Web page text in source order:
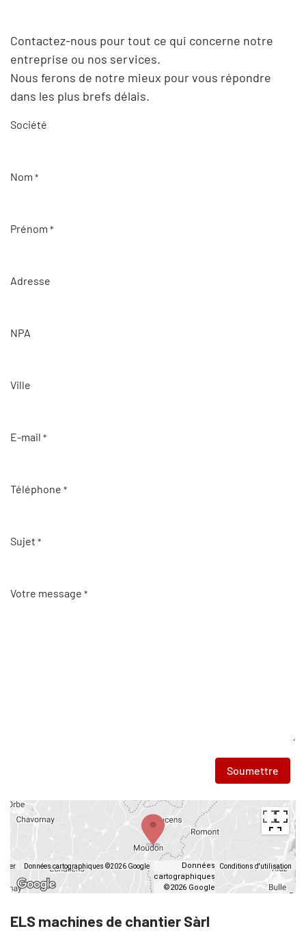
Contactez-nous pour tout ce qui concerne notre
entreprise ou nos services.
Nous ferons de notre mieux pour vous répondre
dans les plus brefs délais.
Société
Nom *
Prénom *
Adresse
NPA
Ville
E-mail *
Téléphone *
Sujet *
Votre message *
Soumettre
Données cartographiques ©2026 Google
Données
cartographiques
©2026 Google
Conditions d'utilisation
ELS machines de chantier Sàrl